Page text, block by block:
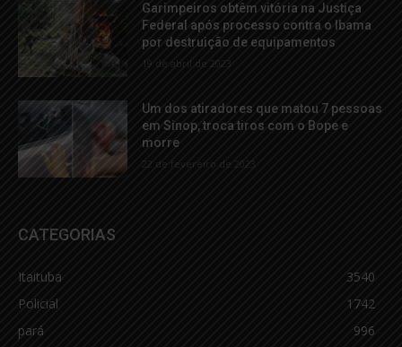
Garimpeiros obtêm vitória na Justiça
Federal após processo contra o Ibama
por destruição de equipamentos
19 de abril de 2023
Um dos atiradores que matou 7 pessoas
em Sinop, troca tiros com o Bope e
morre
22 de fevereiro de 2023
CATEGORIAS
Itaituba
3540
Policial
1742
pará
996